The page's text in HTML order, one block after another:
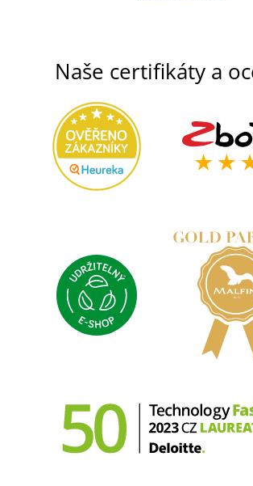
Naše certifikáty a